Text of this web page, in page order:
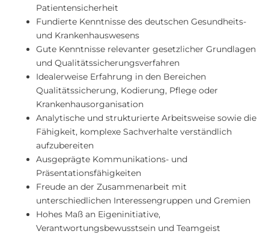
Patientensicherheit
Fundierte Kenntnisse des deutschen Gesundheits-
und Krankenhauswesens
Gute Kenntnisse relevanter gesetzlicher Grundlagen
und Qualitätssicherungsverfahren
Idealerweise Erfahrung in den Bereichen
Qualitätssicherung, Kodierung, Pflege oder
Krankenhausorganisation
Analytische und strukturierte Arbeitsweise sowie die
Fähigkeit, komplexe Sachverhalte verständlich
aufzubereiten
Ausgeprägte Kommunikations- und
Präsentationsfähigkeiten
Freude an der Zusammenarbeit mit
unterschiedlichen Interessengruppen und Gremien
Hohes Maß an Eigeninitiative,
Verantwortungsbewusstsein und Teamgeist